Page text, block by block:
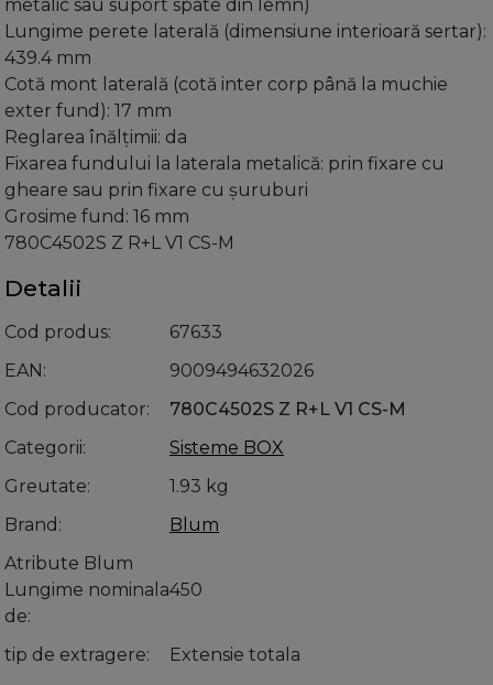
metalic sau suport spate din lemn)
Lungime perete laterală (dimensiune interioară sertar):
439.4 mm
Cotă mont laterală (cotă inter corp până la muchie
exter fund): 17 mm
Reglarea înălţimii: da
Fixarea fundului la laterala metalică: prin fixare cu
gheare sau prin fixare cu şuruburi
Grosime fund: 16 mm
780C4502S Z R+L V1 CS-M
Detalii
Cod produs
67633
EAN
9009494632026
Cod producator
780C4502S Z R+L V1 CS-M
Categorii
Sisteme BOX
Greutate
1.93 kg
Brand
Blum
Atribute Blum
Lungime nominala
de
450
tip de extragere
Extensie totala